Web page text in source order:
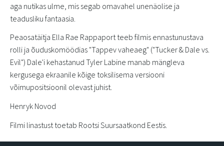
aga nutikas ulme, mis segab omavahel unenäolise ja
teadusliku fantaasia.
Peaosatäitja Ella Rae Rappaport teeb filmis ennastunustava
rolli ja õuduskomöödias "Tappev vaheaeg" ("Tucker & Dale vs.
Evil") Dale'i kehastanud Tyler Labine manab mängleva
kergusega ekraanile kõige toksilisema versiooni
võimupositsioonil olevast juhist.
Henryk Novod
Filmi linastust toetab Rootsi Suursaatkond Eestis.